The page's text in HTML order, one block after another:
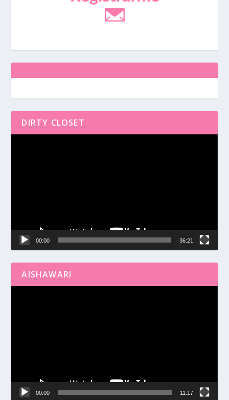
DIRTY CLOSET
00:00 36:21
AISHAWARI
00:00 11:17